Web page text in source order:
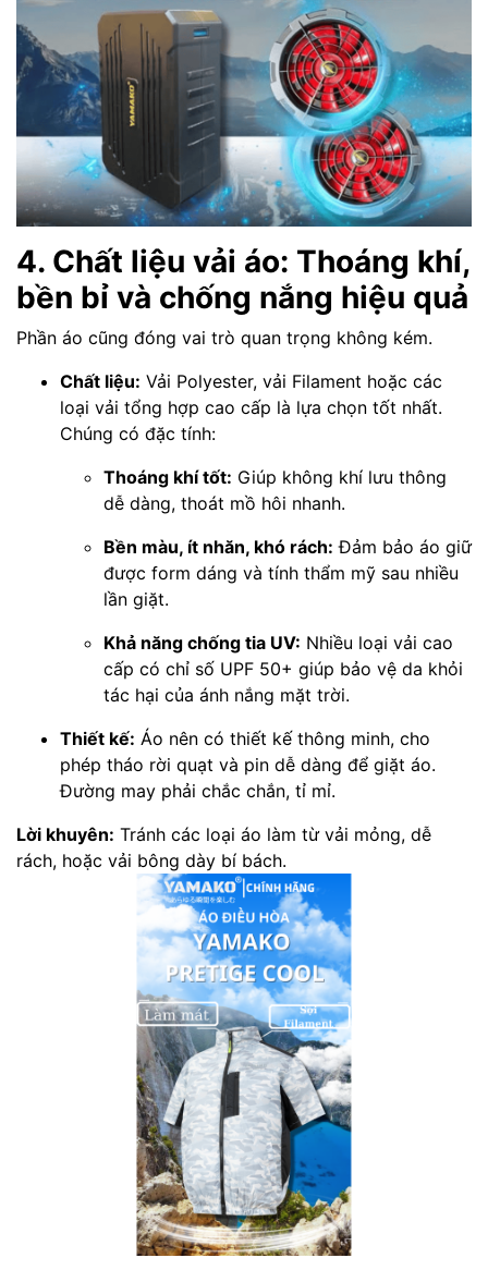
4. Chất liệu vải áo: Thoáng khí,
bền bỉ và chống nắng hiệu quả
Phần áo cũng đóng vai trò quan trọng không kém.
Chất liệu: Vải Polyester, vải Filament hoặc các
loại vải tổng hợp cao cấp là lựa chọn tốt nhất.
Chúng có đặc tính:
Thoáng khí tốt: Giúp không khí lưu thông
dễ dàng, thoát mồ hôi nhanh.
Bền màu, ít nhăn, khó rách: Đảm bảo áo giữ
được form dáng và tính thẩm mỹ sau nhiều
lần giặt.
Khả năng chống tia UV: Nhiều loại vải cao
cấp có chỉ số UPF 50+ giúp bảo vệ da khỏi
tác hại của ánh nắng mặt trời.
Thiết kế: Áo nên có thiết kế thông minh, cho
phép tháo rời quạt và pin dễ dàng để giặt áo.
Đường may phải chắc chắn, tỉ mỉ.
Lời khuyên: Tránh các loại áo làm từ vải mỏng, dễ
rách, hoặc vải bông dày bí bách.